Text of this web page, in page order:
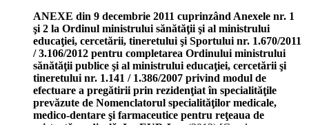
ANEXE din 9 decembrie 2011 cuprinzând Anexele nr. 1
şi 2 la Ordinul ministrului sănătăţii şi al ministrului
educaţiei, cercetării, tineretului şi Sportului nr. 1.670/2011
/ 3.106/2012 pentru completarea Ordinului ministrului
sănătăţii publice şi al ministrului educaţiei, cercetării şi
tineretului nr. 1.141 / 1.386/2007 privind modul de
efectuare a pregătirii prin rezidenţiat în specialităţile
prevăzute de Nomenclatorul specialităţilor medicale,
medico-dentare şi farmaceutice pentru reţeaua de